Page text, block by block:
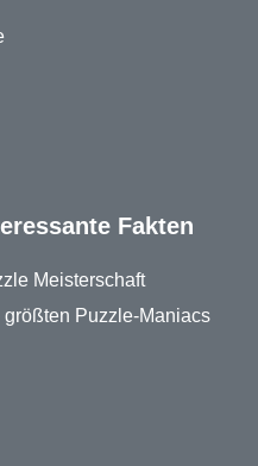
Fakten
Meisterschaft
größten Puzzle-Maniacs